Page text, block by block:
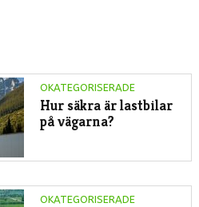
OKATEGORISERADE
Hur säkra är lastbilar
på vägarna?
OKATEGORISERADE